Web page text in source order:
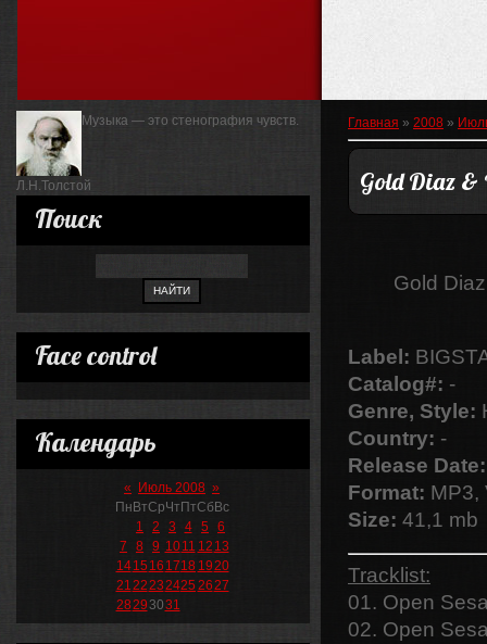
Музыка — это стенография чувств.
Л.Н.Толстой
Поиск
Face control
Календарь
« Июль 2008 »
Пн ВтСрЧт ПтСбВс
1
2 3 4 5
6
7
8 9 1011 12 13
1415 16 1718 1920
2122232425 2627
28293031
Главная » 2008 »
Gold Diaz &
Gold
Label:
Catalog#: -
Genre, Style:
Country: -
Release Date:
Format: MP3,
Size: 41,1 mb
Tracklist:
01. Open
02. Open